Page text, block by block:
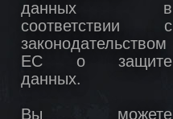
данных в
соответствии с
законодательством
ЕС о защите
данных.